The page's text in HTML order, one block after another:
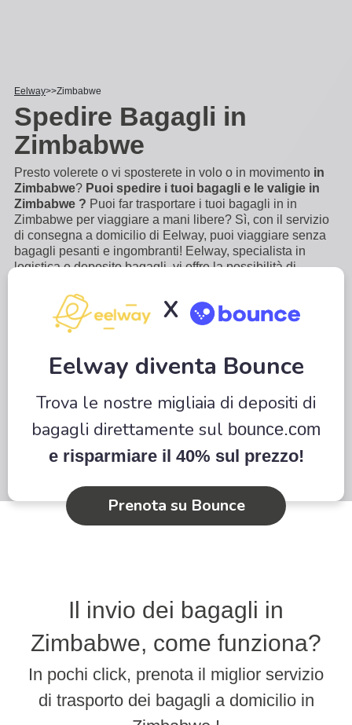
Eelway Zimbabwe
Spedire Bagagli in
Zimbabwe
Presto volerete o vi sposterete in volo o in movimento in
Zimbabwe? Puoi spedire i tuoi bagagli e le valigie in
Zimbabwe ? Puoi far trasportare i tuoi bagagli in in
Zimbabwe per viaggiare a mani libere? Sì, con il servizio
di consegna a domicilio di Eelway, puoi viaggiare senza
bagagli pesanti e ingombranti! Eelway, specialista in
logistica e deposito bagagli, vi offre la possibilità di
Non c'è bisogno di accompagnare i vostri bagagli,
Scopri di più
X
Eelway diventa Bounce
Trova le nostre migliaia di depositi di
bagagli direttamente sul bounce.com
e risparmiare il 40% sul prezzo!
Prenota su Bounce
Il invio dei bagagli in
Zimbabwe, come funziona?
In pochi click, prenota il miglior servizio
di trasporto dei bagagli a domicilio in